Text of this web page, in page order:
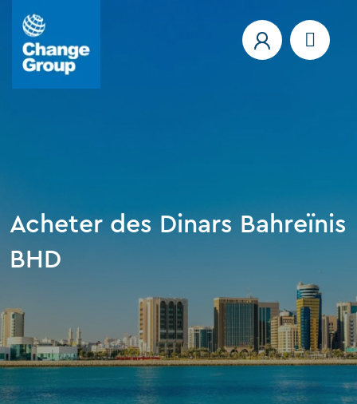
Acheter des Dinars Bahreïnis
BHD